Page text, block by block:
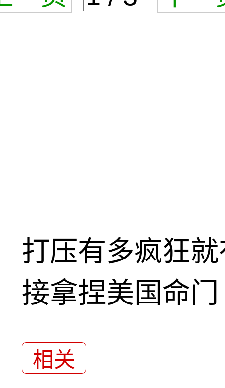
打压有多疯狂
接拿捏美国命门
相关